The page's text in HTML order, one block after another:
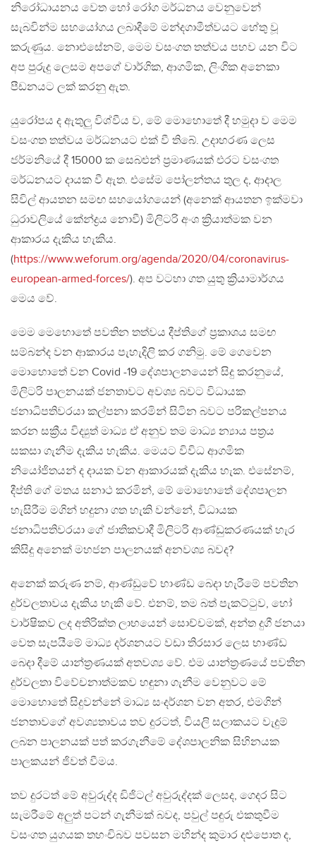
නිරෝධායනය වෙත හෝ රෝග මර්ධනය වෙනුවෙන්
සැබවින්ම සහයෝගය ලබාදීමේ මන්දගාමීත්වයට හේතු වූ
කරුණුය. නොඑසේනම්, මෙම වසංගත තත්වය පහව යන විට
අප පුරුදු ලෙසම අපගේ වාර්ගික, ආගමික, ලිංගික අනෙකා
පීඩනයට ලක් කරනු ඇත.
යුරෝපය ද ඇතුලු විශ්වීය ව, මේ මොහොතේ දී හමුදා ව මෙම
වසංගත තත්වය මර්ධනයට එක් වී තිබේ. උදාහරණ ලෙස
ජර්මනියේ දී 15000 ක සෙබළුන් ප්‍රමාණයක් එරට වසංගත
මර්ධනයට දායක වී ඇත. එසේම පෝලන්තය තුල ද, ආදාල
සිවිල් ආයතන සමඟ සහයෝගයෙන් (අනෙක් ආයතන ඉක්මවා
ධුරාවලියේ කේන්ද්‍රය නොවී) මිලිටරි අංශ ක්‍රියාත්මක වන
ආකාරය දැකිය හැකිය.
(https://www.weforum.org/agenda/2020/04/coronavirus-
european-armed-forces/). අප වටහා ගත යුතු ක්‍රියාමාර්ගය
මෙය වේ.
මෙම මෙහොතේ පවතින තත්වය දීප්තිගේ ප්‍රකාශය සමඟ
සම්බන්ද වන ආකාරය පැහැදිලි කර ගනිමු. මේ ගෙවෙන
මොහොතේ වන Covid -19 දේශපාලනයෙන් සිදු කරනුයේ,
මිලිටරි පාලනයක් ජනතාවට අවශ්‍ය බවට විධායක
ජනාධිපතිවරයා කල්පනා කරමින් සිටින බවට පරිකල්පනය
කරන සක්‍රීය විද්‍යුත් මාධ්‍ය ඒ අනුව තම මාධ්‍ය න්‍යාය පත්‍රය
සකසා ගැනීම දැකිය හැකිය. මෙයට විවිධ ආගමික
නියෝජිතයන් ද දායක වන ආකාරයක් දැකිය හැක. එසේනම්,
දීප්ති ගේ මතය සනාථ කරමින්, මේ මොහොතේ දේශපාලන
හැසිරීම මගින් හදුනා ගත හැකි වන්නේ, විධායක
ජනාධිපතිවරයා ගේ ජාතිකවාදී මිලිටරි ආණ්ඩුකරණයක් හැර
කිසිදු අනෙක් මහජන පාලනයක් අනවශ්‍ය බවද?
අනෙක් කරුණ නම්, ආණ්ඩුවේ භාණ්ඩ බෙදා හැරීමේ පවතින
දුර්වලතාවය දැකිය හැකි වේ. එනම්, තම බත් පැකට්ටුව, හෝ
වාර්ෂිකව ලද අතිරික්ත ලාභයෙන් සොච්චමක්, අන්ත දුගී ජනයා
වෙත සැපයීමේ මාධ්‍ය දර්ශනයට වඩා තිරසාර ලෙස භාණ්ඩ
බෙදා දීමේ යාන්ත්‍රණයක් අතවශ්‍ය වේ. එම යාන්ත්‍රණයේ පවතින
දුර්වලතා විවේචනාත්මකව හඳුනා ගැනීම වෙනුවට මේ
මොහොතේ සිදුවන්නේ මාධ්‍ය සංදර්ශන වන අතර, එමගින්
ජනතාවගේ අවශ්‍යතාවය තව දුරටත්, වියලි සලාකයට වැදුම්
ලබන පාලනයක් පත් කරගැනීමේ දේශපාලනික සිහිනයක
පාලකයන් ජිවත් වීමය.
තව දුරටත් මේ අවුරුද්ද ඩිජිටල් අවුරුද්දක් ලෙසද, ගෙදර සිට
සැමරීමේ අලුත් පටන් ගැනීමක් බවද, පවුල් පඳුරු එකතුවීම
වසංගත යුගයක තහංචිබව පවසන මහින්ද කුමාර දළුපොත ද,